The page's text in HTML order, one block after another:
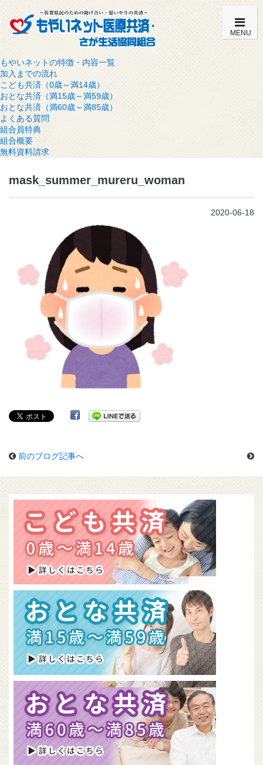
MENU
もやいネットの特徴・内容一覧
加入までの流れ
こども共済（0歳～満14歳）
おとな共済（満15歳～満59歳）
おとな共済（満60歳～満85歳）
よくある質問
組合員特典
組合概要
無料資料請求
mask_summer_mureru_woman
2020-06-18
前のブログ記事へ